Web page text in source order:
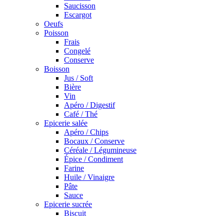
Saucisson
Escargot
Oeufs
Poisson
Frais
Congelé
Conserve
Boisson
Jus / Soft
Bière
Vin
Apéro / Digestif
Café / Thé
Epicerie salée
Apéro / Chips
Bocaux / Conserve
Céréale / Légumineuse
Épice / Condiment
Farine
Huile / Vinaigre
Pâte
Sauce
Epicerie sucrée
Biscuit